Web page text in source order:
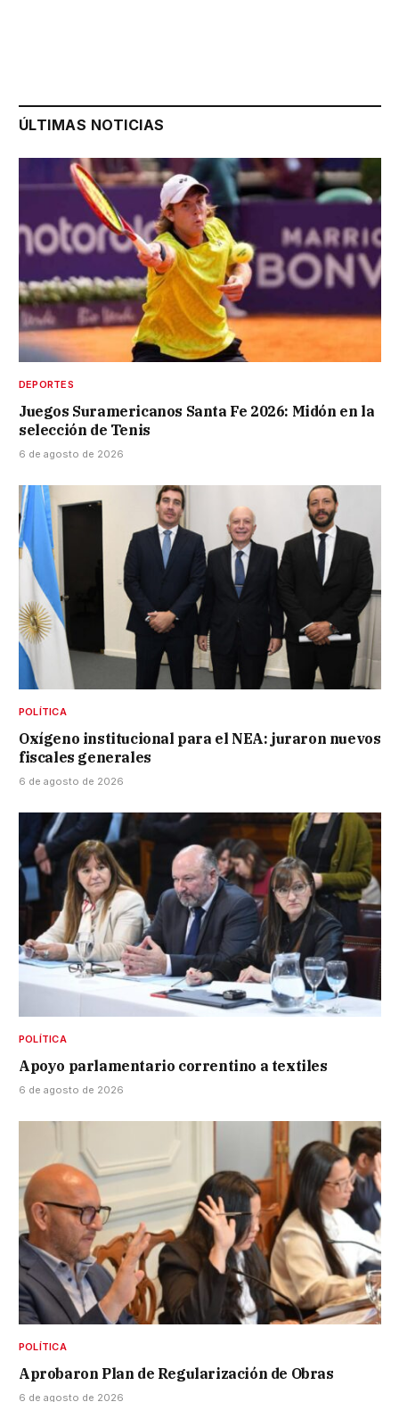
ÚLTIMAS NOTICIAS
DEPORTES
Juegos Suramericanos Santa Fe 2026: Midón en la
selección de Tenis
6 de agosto de 2026
POLÍTICA
Oxígeno institucional para el NEA: juraron nuevos
fiscales generales
6 de agosto de 2026
POLÍTICA
Apoyo parlamentario correntino a textiles
6 de agosto de 2026
POLÍTICA
Aprobaron Plan de Regularización de Obras
6 de agosto de 2026